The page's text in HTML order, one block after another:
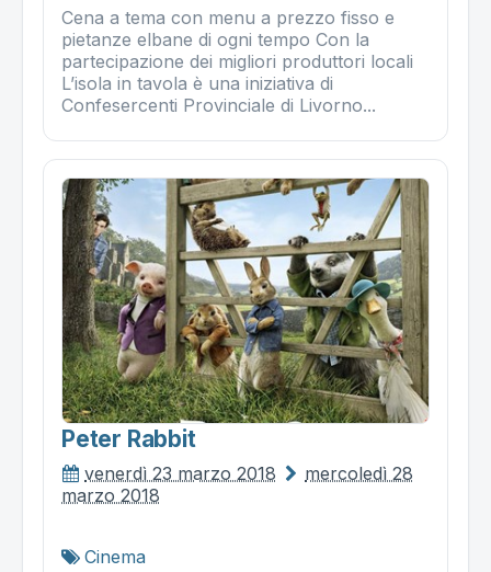
Cena a tema con menu a prezzo fisso e
pietanze elbane di ogni tempo Con la
partecipazione dei migliori produttori locali
L’isola in tavola è una iniziativa di
Confesercenti Provinciale di Livorno...
Peter Rabbit
venerdì 23 marzo 2018
mercoledì 28
marzo 2018
Cinema